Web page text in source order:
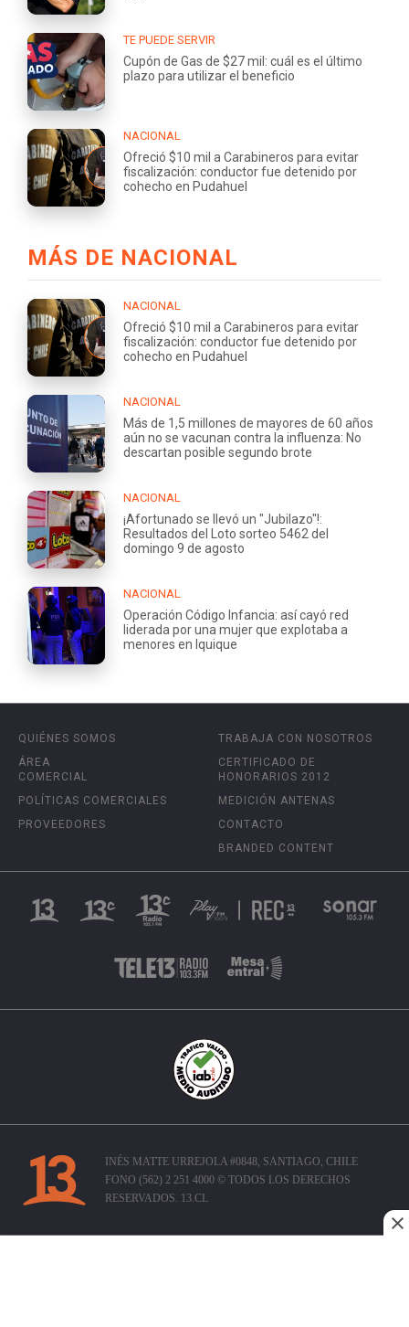
TE PUEDE SERVIR
Cupón de Gas de $27 mil: cuál es el último
plazo para utilizar el beneficio
NACIONAL
Ofreció $10 mil a Carabineros para evitar
fiscalización: conductor fue detenido por
cohecho en Pudahuel
MÁS DE NACIONAL
NACIONAL
Ofreció $10 mil a Carabineros para evitar
fiscalización: conductor fue detenido por
cohecho en Pudahuel
NACIONAL
Más de 1,5 millones de mayores de 60 años
aún no se vacunan contra la influenza: No
descartan posible segundo brote
NACIONAL
¡Afortunado se llevó un "Jubilazo"!:
Resultados del Loto sorteo 5462 del
domingo 9 de agosto
NACIONAL
Operación Código Infancia: así cayó red
liderada por una mujer que explotaba a
menores en Iquique
QUIÉNES SOMOS
ÁREA
COMERCIAL
POLÍTICAS COMERCIALES
PROVEEDORES
TRABAJA CON NOSOTROS
CERTIFICADO DE
HONORARIOS 2012
MEDICIÓN ANTENAS
CONTACTO
BRANDED CONTENT
INÉS MATTE URREJOLA #0848, SANTIAGO, CHILE
FONO (562) 2 251 4000 © TODOS LOS DERECHOS
RESERVADOS. 13.CL